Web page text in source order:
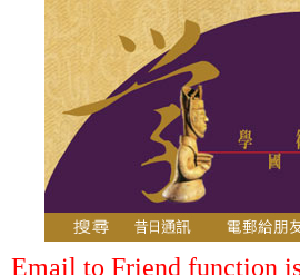
Email to Friend function